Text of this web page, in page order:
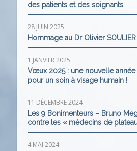
des patients et des soignants
28 JUIN 2025
Hommage au Dr Olivier
1 JANVIER 2025
Vœux 2025 : une nouvelle année
pour un soin à visage humain !
11 DÉCEMBRE 2024
Les 9 Bonimenteurs – Bruno
contre les « médecins de
4 MAI 2024